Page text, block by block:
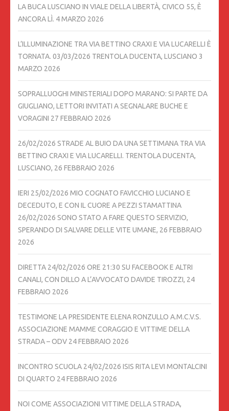
LA BUCA LUSCIANO IN VIALE DELLA LIBERTÀ, CIVICO 55, È
ANCORA LÌ. 4 MARZO 2026
L’ILLUMINAZIONE TRA VIA BETTINO CRAXI E VIA LUCARELLI È
TORNATA. 03/03/2026 TRENTOLA DUCENTA, LUSCIANO 3
MARZO 2026
SOPRALLUOGHI MINISTERIALI DOPO MARANO: SI PARTE DA
GIUGLIANO, LETTORI INVITATI A SEGNALARE BUCHE E
VORAGINI 27 FEBBRAIO 2026
26/02/2026 STRADE AL BUIO DA UNA SETTIMANA TRA VIA
BETTINO CRAXI E VIA LUCARELLI. TRENTOLA DUCENTA,
LUSCIANO, 26 FEBBRAIO 2026
IERI 25/02/2026 MIO COGNATO FAVICCHIO LUCIANO E
DECEDUTO, E CON IL CUORE A PEZZI STAMATTINA
26/02/2026 SONO STATO A FARE QUESTO SERVIZIO,
SPERANDO DI SALVARE DELLE VITE UMANE, 26 FEBBRAIO
2026
DIRETTA 24/02/2026 ORE 21:30 SU FACEBOOK E ALTRI
CANALI, CON DILLO A L’AVVOCATO DAVIDE TIROZZI, 24
FEBBRAIO 2026
TESTIMONE LA PRESIDENTE ELENA RONZULLO A.M.C.V.S.
ASSOCIAZIONE MAMME CORAGGIO E VITTIME DELLA
STRADA – ODV 24 FEBBRAIO 2026
INCONTRO SCUOLA 24/02/2026 ISIS RITA LEVI MONTALCINI
DI QUARTO 24 FEBBRAIO 2026
NOI COME ASSOCIAZIONI VITTIME DELLA STRADA,